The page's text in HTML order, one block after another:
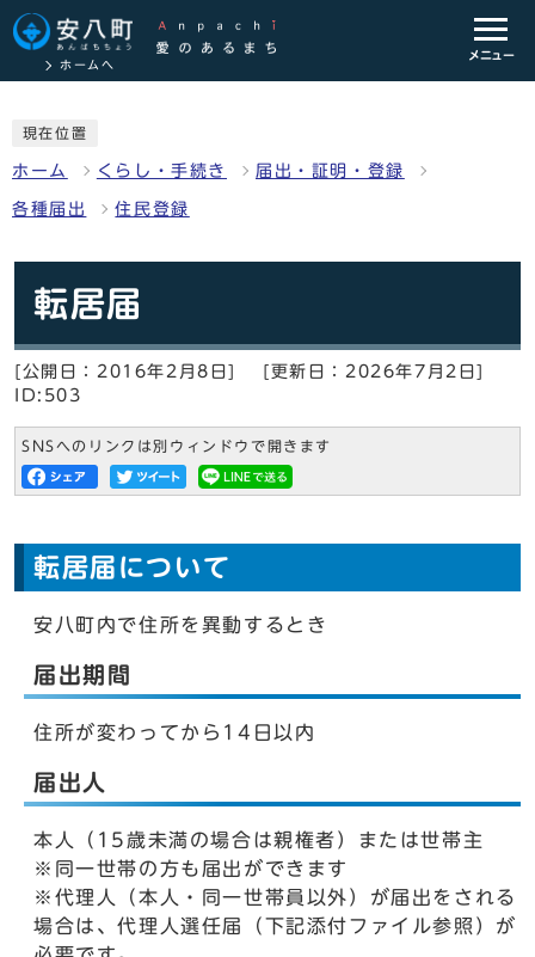
ホームへ
メニュー
現在位置
ホーム くらし・手続き 届出・証明・登録
各種届出 住民登録
転居届
[公開日：2016年2月8日]
[更新日：2026年7月2日]
ID:503
SNSへのリンクは別ウィンドウで開きます
転居届について
安八町内で住所を異動するとき
届出期間
住所が変わってから14日以内
届出人
本人（15歳未満の場合は親権者）または世帯主
※同一世帯の方も届出ができます
※代理人（本人・同一世帯員以外）が届出をされる
場合は、代理人選任届（下記添付ファイル参照）が